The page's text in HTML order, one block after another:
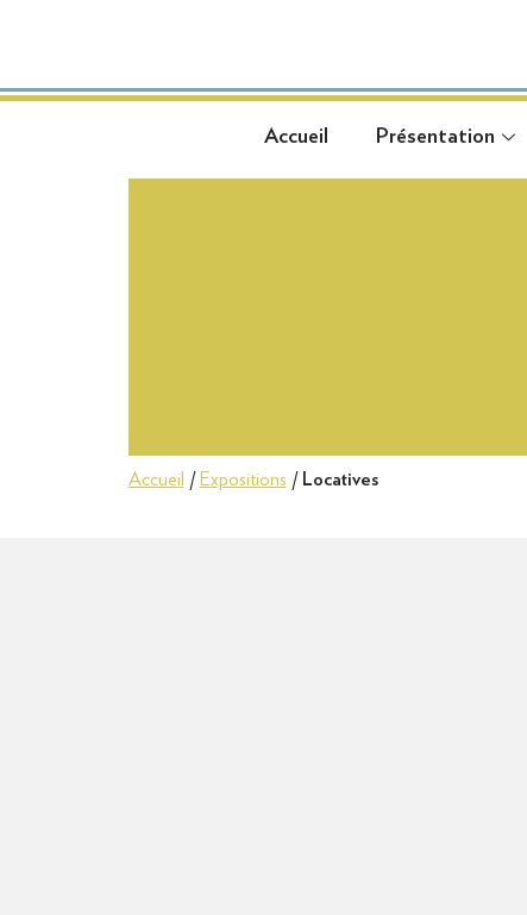
Accueil Présentation
Accueil /Expositions / Locatives